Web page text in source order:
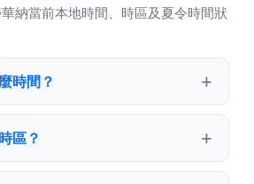
納當前本地時間、時區及夏令時間狀
時間？
區？